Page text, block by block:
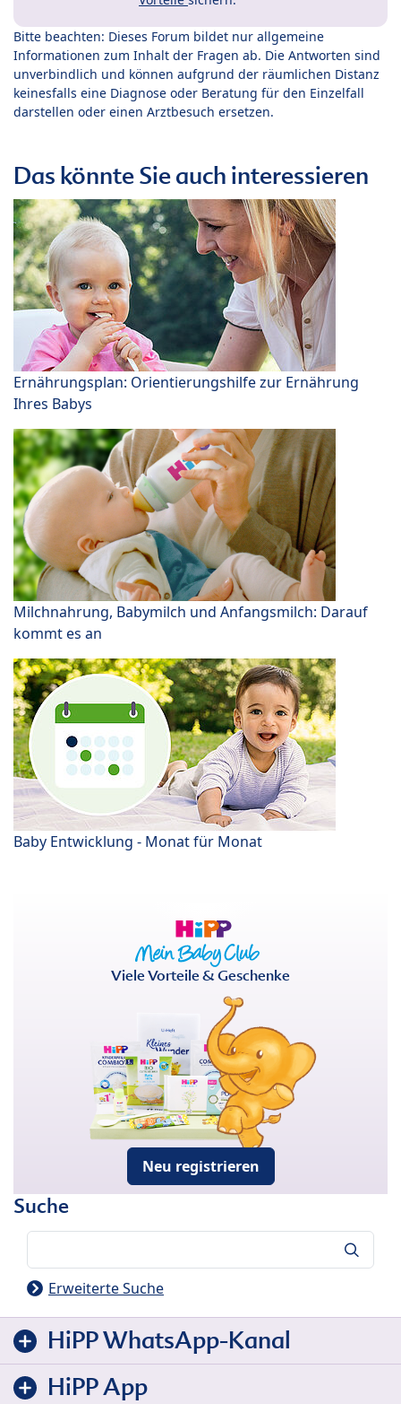
Bitte beachten: Dieses Forum bildet nur allgemeine
Informationen zum Inhalt der Fragen ab. Die Antworten sind
unverbindlich und können aufgrund der räumlichen Distanz
keinesfalls eine Diagnose oder Beratung für den Einzelfall
darstellen oder einen Arztbesuch ersetzen.
Das könnte Sie auch interessieren
Ernährungsplan: Orientierungshilfe zur Ernährung
Ihres Babys
Milchnahrung, Babymilch und Anfangsmilch: Darauf
kommt es an
Baby Entwicklung - Monat für Monat
Viele Vorteile & Geschenke
Neu registrieren
Suche
Erweiterte Suche
HiPP WhatsApp-Kanal
HiPP App